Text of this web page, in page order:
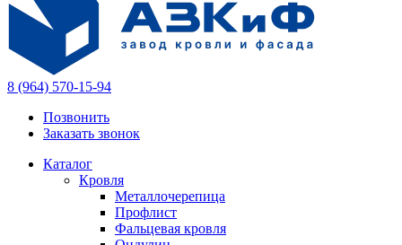
8 (964) 570-15-94
Позвонить
Заказать звонок
Каталог
Кровля
Металлочерепица
Профлист
Фальцевая кровля